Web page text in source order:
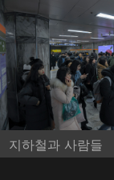
지하철과 사람들